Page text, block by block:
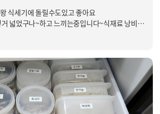
식세기에 돌릴수도있고 좋아요
넓었구나~하고 느끼는중입니다~식재료 낭비도
트사서 정리해서 쓰다 한번더 구입해서 싹다 정리
니 참 뿌듯하네용~^^
살수 있어서 좋더라구요
넣지마세요 살짝 변형이 되서 맞지 않더라구요~